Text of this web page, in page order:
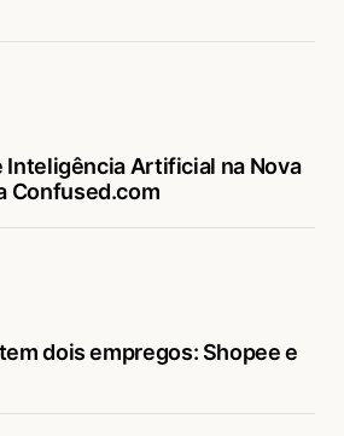
Inteligência Artificial na Nova
Confused.com
dois empregos: Shopee e